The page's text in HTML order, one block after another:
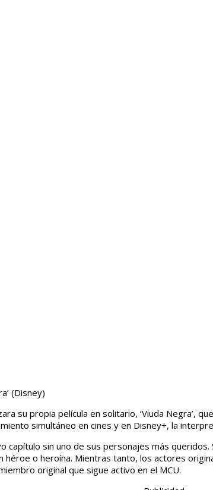
(Disney)
su propia película en solitario, ‘Viuda Negra’,
simultáneo en cines y en Disney+, la
capítulo sin uno de sus personajes más
o heroína. Mientras tanto, los actores
original que sigue activo en el MCU.